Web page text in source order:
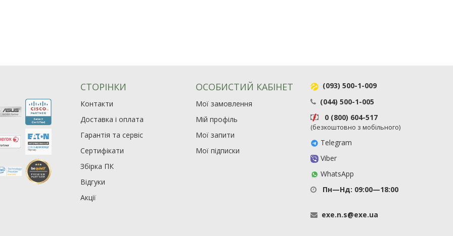
СТОРІНКИ
Контакти
Доставка і оплата
Гарантія та сервіс
Сертифікати
Збірка ПК
Відгуки
Акції
ОСОБИСТИЙ КАБІНЕТ
Мої замовлення
Мій профіль
Мої запити
Мої підписки
(093) 500-1-009
(044) 500-1-005
0 (800) 604-517
(безкоштовно з мобільного)
Telegram
Viber
WhatsApp
Пн—Нд: 09:00—18:00
exe.n.s@exe.ua